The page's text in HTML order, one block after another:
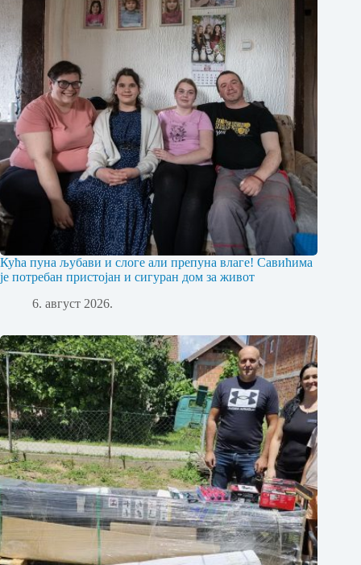
Кућа пуна љубави и слоге али препуна влаге! Савићима
је потребан пристојан и сигуран дом за живот
6. август 2026.